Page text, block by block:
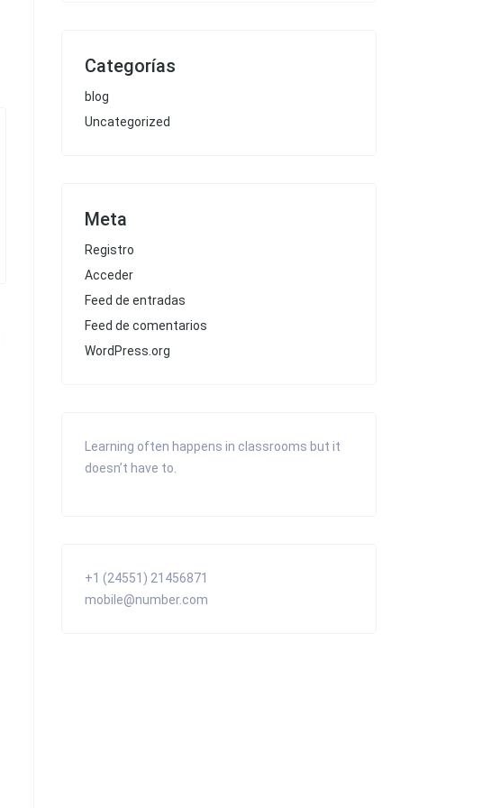
Categorías
blog
Uncategorized
Meta
Registro
Acceder
Feed de entradas
Feed de comentarios
WordPress.org
Learning often happens in classrooms but it
doesn’t have to.
+1 (24551) 21456871
mobile@number.com